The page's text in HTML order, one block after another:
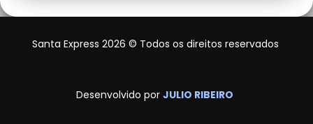
Santa Express 2026 © Todos os direitos reservados
Desenvolvido por JULIO RIBEIRO